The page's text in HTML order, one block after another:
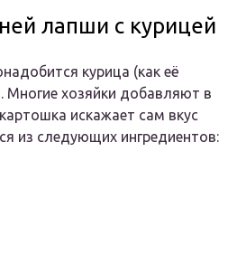
лапши с курицей
курица (как её
Многие хозяйки добавляют в
искажает сам вкус
из следующих ингредиентов: